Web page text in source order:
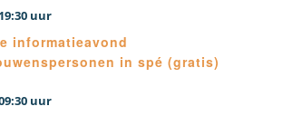
19:30
informatieavond
in spé (gratis)